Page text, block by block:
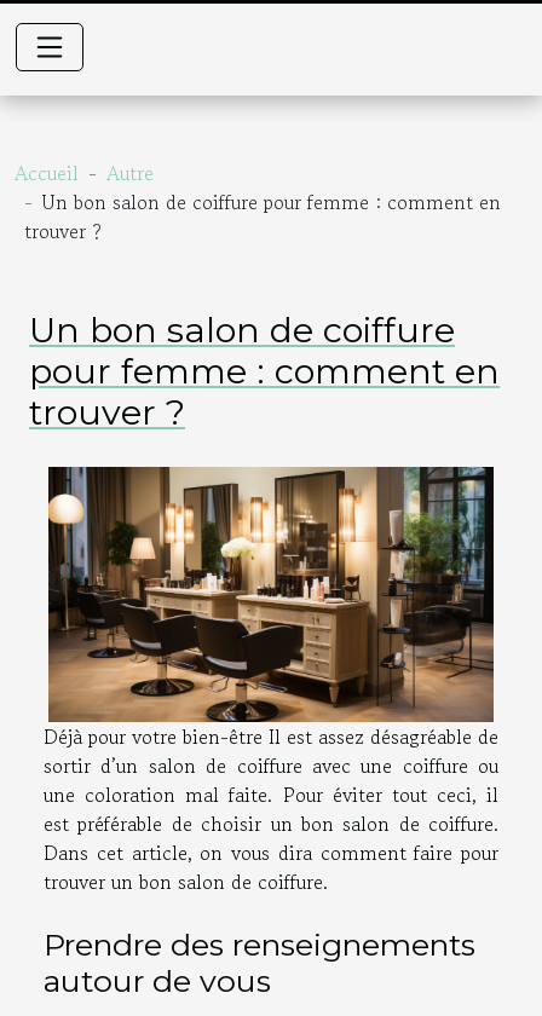
Accueil
Autre
Un bon salon de coiffure pour femme : comment en
trouver ?
Un bon salon de coiffure
pour femme : comment en
trouver ?
Déjà pour votre bien-être Il est assez désagréable de
sortir d’un salon de coiffure avec une coiffure ou
une coloration mal faite. Pour éviter tout ceci, il
est préférable de choisir un bon salon de coiffure.
Dans cet article, on vous dira comment faire pour
trouver un bon salon de coiffure.
Prendre des renseignements
autour de vous